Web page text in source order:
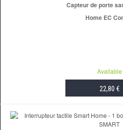
Capteur de porte
Home EC
Available
22,80 €